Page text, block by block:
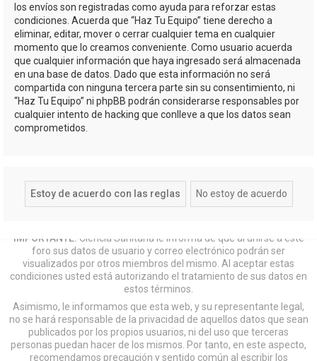
los envíos son registradas como ayuda para reforzar estas
condiciones. Acuerda que “Haz Tu Equipo” tiene derecho a
eliminar, editar, mover o cerrar cualquier tema en cualquier
momento que lo creamos conveniente. Como usuario acuerda
que cualquier información que haya ingresado será almacenada
en una base de datos. Dado que esta información no será
compartida con ninguna tercera parte sin su consentimiento, ni
“Haz Tu Equipo” ni phpBB podrán considerarse responsables por
cualquier intento de hacking que conlleve a que los datos sean
comprometidos.
IMPORTANTE: Ciencia Sanitaria le informa de que al unirse a este
foro sus datos de usuario y correo electrónico podrán ser
visualizados por otros miembros del mismo. Al aceptar estas
condiciones usted está autorizando el tratamiento de sus datos en
estos términos.
Asimismo, le informamos que esta web, y su representante legal,
no se hará responsable de la privacidad de aquellos datos que sean
publicados por los propios usuarios, ni del uso que terceras
personas puedan hacer de los mismos. Por tanto, en este aspecto,
recomendamos precaución y sentido común al escribir los